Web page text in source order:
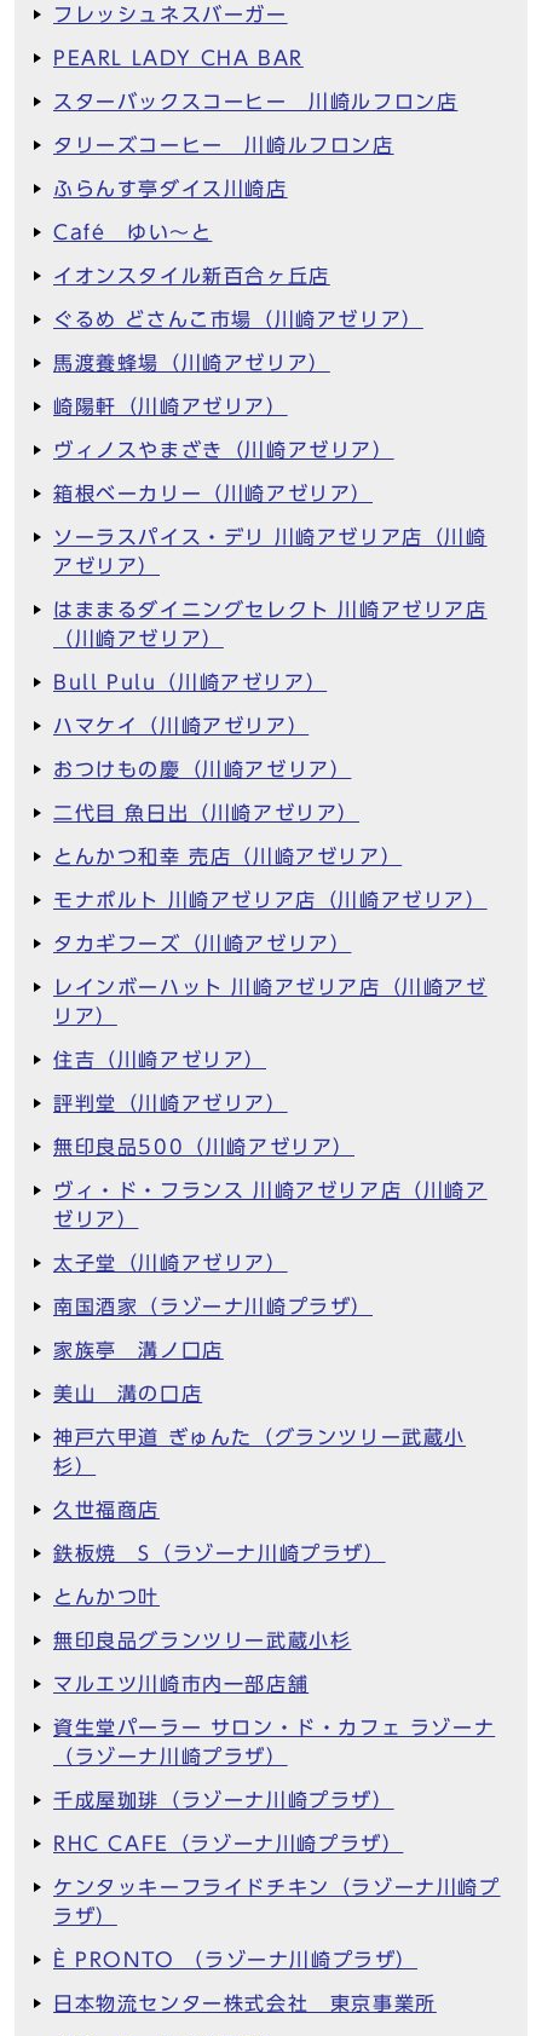
フレッシュネスバーガー
PEARL LADY CHA BAR
スターバックスコーヒー 川崎ルフロン店
タリーズコーヒー 川崎ルフロン店
ふらんす亭ダイス川崎店
Café ゆい～と
イオンスタイル新百合ヶ丘店
ぐるめ どさんこ市場（川崎アゼリア）
馬渡養蜂場（川崎アゼリア）
崎陽軒（川崎アゼリア）
ヴィノスやまざき（川崎アゼリア）
箱根ベーカリー（川崎アゼリア）
ソーラスパイス・デリ 川崎アゼリア店（川崎
アゼリア）
はままるダイニングセレクト 川崎アゼリア店
（川崎アゼリア）
Bull Pulu（川崎アゼリア）
ハマケイ（川崎アゼリア）
おつけもの慶（川崎アゼリア）
二代目 魚日出（川崎アゼリア）
とんかつ和幸 売店（川崎アゼリア）
モナポルト 川崎アゼリア店（川崎アゼリア）
タカギフーズ（川崎アゼリア）
レインボーハット 川崎アゼリア店（川崎アゼ
リア）
住吉（川崎アゼリア）
評判堂（川崎アゼリア）
無印良品500（川崎アゼリア）
ヴィ・ド・フランス 川崎アゼリア店（川崎ア
ゼリア）
太子堂（川崎アゼリア）
南国酒家（ラゾーナ川崎プラザ）
家族亭 溝ノ口店
美山 溝の口店
神戸六甲道 ぎゅんた（グランツリー武蔵小
杉）
久世福商店
鉄板焼 S（ラゾーナ川崎プラザ）
とんかつ叶
無印良品グランツリー武蔵小杉
マルエツ川崎市内一部店舗
資生堂パーラー サロン・ド・カフェ ラゾーナ
（ラゾーナ川崎プラザ）
千成屋珈琲（ラゾーナ川崎プラザ）
RHC CAFE（ラゾーナ川崎プラザ）
ケンタッキーフライドチキン（ラゾーナ川崎プ
ラザ）
È PRONTO （ラゾーナ川崎プラザ）
日本物流センター株式会社 東京事業所